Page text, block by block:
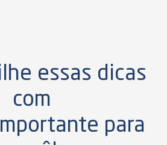
essas dicas
com
para